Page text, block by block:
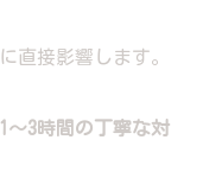
直接影響します。
1〜3時間の丁寧な対